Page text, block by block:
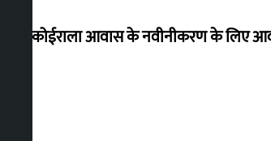
शेखर ने कोईराला आवास के नवीनीकरण के लिए